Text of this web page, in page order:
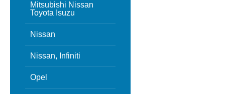
Mitsubishi Nissan
Toyota Isuzu
Nissan
Nissan, Infiniti
Opel